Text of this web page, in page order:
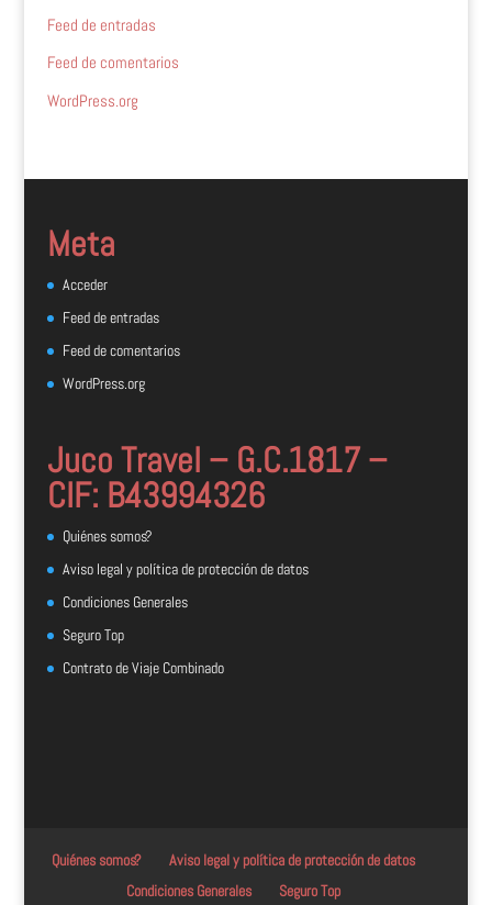
Feed de entradas
Feed de comentarios
WordPress.org
Meta
Acceder
Feed de entradas
Feed de comentarios
WordPress.org
Juco Travel – G.C.1817 –
CIF: B43994326
Quiénes somos?
Aviso legal y política de protección de datos
Condiciones Generales
Seguro Top
Contrato de Viaje Combinado
Quiénes somos?
Aviso legal y política de protección de datos
Condiciones Generales
Seguro Top